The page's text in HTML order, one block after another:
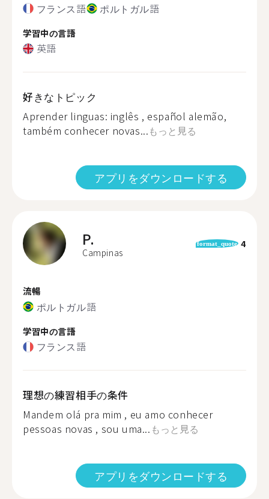
フランス語 ポルトガル語
学習中の言語
英語
好きなトピック
Aprender linguas: inglês , español alemão,
também conhecer novas...もっと見る
アプリをダウンロードする
P.
Campinas
format_quote 4
流暢
ポルトガル語
学習中の言語
フランス語
理想の練習相手の条件
Mandem olá pra mim , eu amo conhecer
pessoas novas , sou uma... もっと見る
アプリをダウンロードする